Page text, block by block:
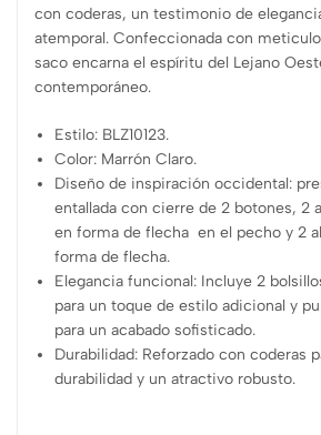
con coderas, un testimonio de
atemporal. Confeccionada con
saco encarna el espíritu del Lejano
contemporáneo.
Estilo: BLZ10123.
Color: Marrón Claro.
Diseño de inspiración occidental:
entallada con cierre de 2 botones, 2
en forma de flecha en el pecho y 2
forma de flecha.
Elegancia funcional: Incluye 2
para un toque de estilo adicional y
para un acabado sofisticado.
Durabilidad: Reforzado con coderas
durabilidad y un atractivo robusto.